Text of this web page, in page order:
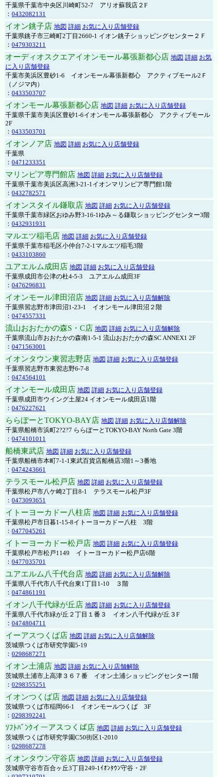
千葉県千葉市中央区川崎町52-7 アリオ蘇我店２F
： 0432082131
イオン銚子店 地図 詳細 お気に入り店舗登録
千葉県銚子市三崎町2丁目2660-1 イオン銚子ショッピングセンター２Ｆ
： 0479303211
オーディオスクエアイオンモール幕張新都心店 地図 詳細 お気
に入り店舗登録
千葉市美浜区豊砂1-6 イオンモール幕張新都心 アクティブモール2Ｆ
（ノジマ内）
： 0433503707
イオンモール幕張新都心店 地図 詳細 お気に入り店舗登録
千葉県千葉市美浜区豊砂1-6イオンモール幕張新都心 アクティブモール
2F
： 0433503701
イオンノア店 地図 詳細 お気に入り店舗登録
千葉県
： 0471233351
マリンピア専門館店 地図 詳細 お気に入り店舗登録
千葉県千葉市美浜区高洲3-21-1イオンマリンピア専門館1階
： 0432782571
イオンスタイル鎌取店 地図 詳細 お気に入り店舗登録
千葉県千葉市緑区おゆみ野3-16-1ゆみ～る鎌取ショッピングセンター3階
： 0432931931
マルエツ稲毛店 地図 詳細 お気に入り店舗登録
千葉県千葉市稲毛区小仲台7-2-1マルエツ稲毛3階
： 0433103860
ユアエルム成田店 地図 詳細 お気に入り店舗登録
千葉県成田市公津の杜4-5-3 ユアエルム成田3F
： 0476296831
イオンモール津田沼店 地図 詳細 お気に入り店舗解除
千葉県習志野市津田沼1-23-1 イオンモール津田沼２階
： 0474557331
流山おおたかの森S・C店 地図 詳細 お気に入り店舗解除
千葉県流山市おおたかの森南1-5-1 流山おおたかの森SC ANNEX1 2F
： 0471563001
イオンタウン東習志野店 地図 詳細 お気に入り店舗登録
千葉県習志野市東習志野6-7-8
： 0474564101
イオンモール成田店 地図 詳細 お気に入り店舗登録
千葉県成田市ウイング土屋24 イオンモール成田店1階
： 0476227621
ららぽーとTOKYO-BAY店 地図 詳細 お気に入り店舗解除
千葉県船橋市浜町2?2?7 ららぽーとTOKYO-BAY North Gate 3階
： 0474101011
船橋東武店 地図 詳細 お気に入り店舗登録
千葉県船橋市本町7-1-1東武百貨店船橋店3階1～3番地
： 0474243661
テラスモール松戸店 地図 詳細 お気に入り店舗登録
千葉県松戸市八ケ崎2丁目8-1 テラスモール松戸3F
： 0473093651
イトーヨーカドー八柱店 地図 詳細 お気に入り店舗登録
千葉県松戸市日暮1-15-8イトーヨーカドー八柱 3階
： 0477045261
イトーヨーカドー松戸店 地図 詳細 お気に入り店舗登録
千葉県松戸市松戸1149 イトーヨーカドー松戸店6階
： 0477035701
ユアエルム八千代台店 地図 詳細 お気に入り店舗解除
千葉県八千代市八千代台東1丁目1-10 ３階
： 0474861191
イオン八千代緑が丘店 地図 詳細 お気に入り店舗登録
千葉県八千代市緑が丘２丁目１番３ イオン八千代緑が丘３F
： 0474804711
イーアスつくば店 地図 詳細 お気に入り店舗解除
茨城県つくば市研究学園5-19
： 0298687271
イオン土浦店 地図 詳細 お気に入り店舗解除
茨城県土浦市上高津３６７番 イオン土浦ショッピングセンター1階
： 0298355251
イオンつくば店 地図 詳細 お気に入り店舗登録
茨城県つくば市稲岡66-1 イオンモールつくば 3F
： 0298392241
ｿﾌﾄﾊﾞﾝｸイーアスつくば店 地図 詳細 お気に入り店舗登録
茨城県つくば市研究学園C50街区1-2010
： 0298687278
イオンタウン守谷店 地図 詳細 お気に入り店舗登録
茨城県守谷市百合ヶ丘3丁目249-1ｲｵﾝﾀｳﾝ守谷・2F